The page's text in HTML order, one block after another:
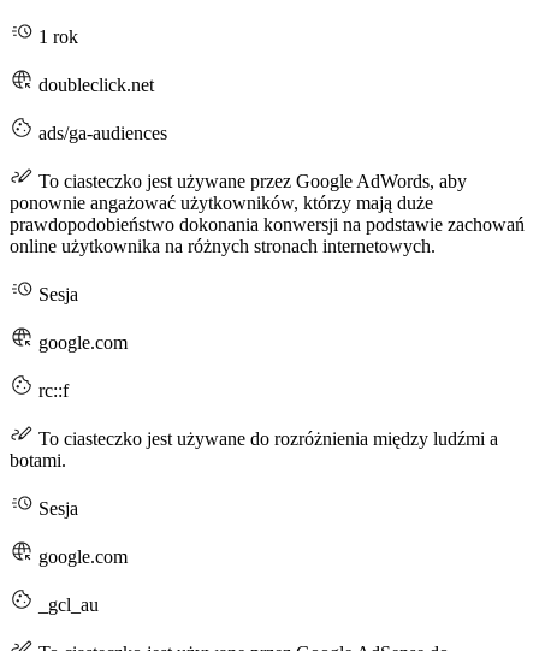
1 rok
doubleclick.net
ads/ga-audiences
To ciasteczko jest używane przez Google AdWords, aby
ponownie angażować użytkowników, którzy mają duże
prawdopodobieństwo dokonania konwersji na podstawie zachowań
online użytkownika na różnych stronach internetowych.
Sesja
google.com
rc::f
To ciasteczko jest używane do rozróżnienia między ludźmi a
botami.
Sesja
google.com
_gcl_au